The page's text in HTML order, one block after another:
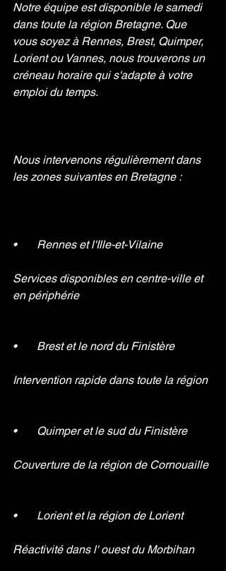
Notre équipe est disponible le samedi
dans toute la région Bretagne. Que
vous soyez à Rennes, Brest, Quimper,
Lorient ou Vannes, nous trouverons un
créneau horaire qui s'adapte à votre
emploi du temps.
Nous intervenons régulièrement dans
les zones suivantes en Bretagne :
•       Rennes et l'Ille-et-Vilaine
Services disponibles en centre-ville et
en périphérie
•       Brest et le nord du Finistère
Intervention rapide dans toute la région
•       Quimper et le sud du Finistère
Couverture de la région de Cornouaille
•       Lorient et la région de Lorient
Réactivité dans l' ouest du Morbihan